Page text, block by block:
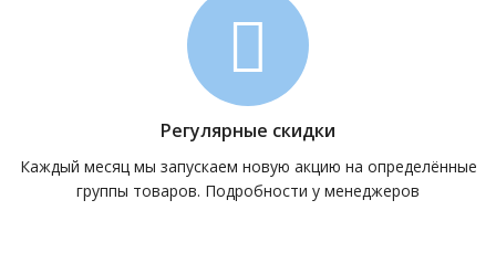
Регулярные скидки
Каждый месяц мы запускаем новую акцию на определённые
группы товаров. Подробности у менеджеров